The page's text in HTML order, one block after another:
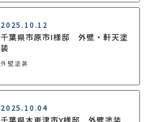
2025.10.12
千葉県市原市I様邸 外壁・軒天塗
装
外壁塗装
2025.10.04
千葉県木更津市Y様邸 外壁塗装